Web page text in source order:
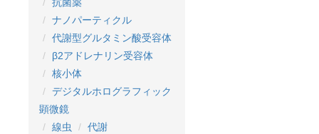
抗菌薬
ナノパーティクル
代謝型グルタミン酸受容体
β2アドレナリン受容体
核小体
デジタルホログラフィック
顕微鏡
線虫
代謝